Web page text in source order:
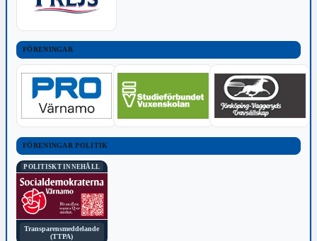
FÖRENINGAR
FÖRENINGAR POLITIK
POLITISKT INNEHÅLL
Transparensmeddelande
(TTPA)